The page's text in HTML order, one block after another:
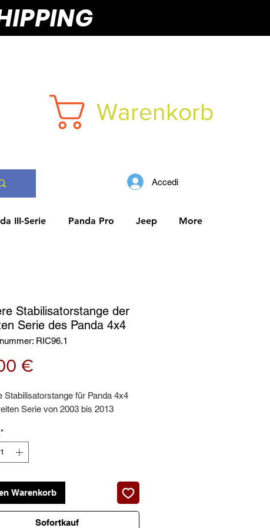
Warenkorb
Accedi
III-Serie Panda Pro Jeep More
Stabilisatorstange der
Serie des Panda 4x4
RIC96.1
€
Stabilisatorstange für Panda 4x4
Serie von 2003 bis 2013
*
Warenkorb
Sofortkauf